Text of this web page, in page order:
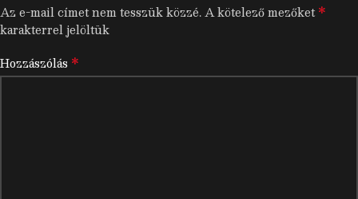
Az e-mail címet nem tesszük közzé.A kötelező mezőket*
karakterrel jelöltük
Hozzászólás *